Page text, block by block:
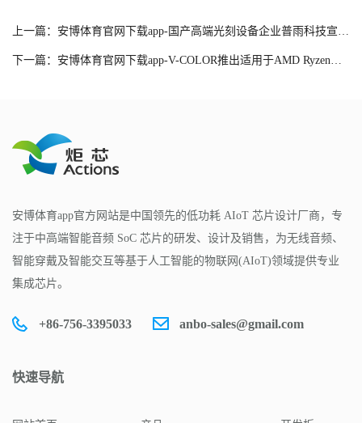
上一篇：安博体育官网下载app-国产高端光刻设备企业普雨科技宣布完成数亿元融资
下一篇：安博体育官网下载app-V-COLOR推出适用于AMD Ryzen游戏平台的1+1 DDR5内存与RGB虚拟灯条配套方案
安博体育app官方网站是中国领先的低功耗 AIoT 芯片设计厂商，专
注于中高端智能音频 SoC 芯片的研发、设计及销售，为无线音频、
智能穿戴及智能交互等基于人工智能的物联网(AIoT)领域提供专业
集成芯片。
+86-756-3395033 anbo-sales@gmail.com
快速导航